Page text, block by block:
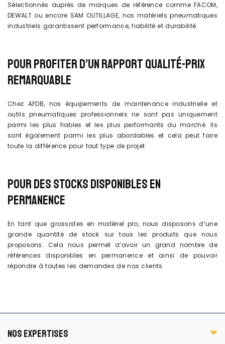
Sélectionnés auprès de marques de référence comme FACOM,
DEWALT ou encore SAM OUTILLAGE, nos matériels pneumatiques
industriels garantissent performance, fiabilité et durabilité.
POUR PROFITER D’UN RAPPORT QUALITÉ-PRIX
REMARQUABLE
Chez AFDB, nos équipements de maintenance industrielle et
outils pneumatiques professionnels ne sont pas uniquement
parmi les plus fiables et les plus performants du marché. Ils
sont également parmi les plus abordables et cela peut faire
toute la différence pour tout type de projet.
POUR DES STOCKS DISPONIBLES EN
PERMANENCE
En tant que grossistes en matériel pro, nous disposons d’une
grande quantité de stock sur tous les produits que nous
proposons. Cela nous permet d’avoir un grand nombre de
références disponibles en permanence et ainsi de pouvoir
répondre à toutes les demandes de nos clients.
NOS EXPERTISES